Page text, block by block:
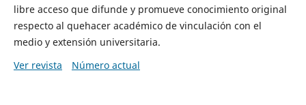
libre acceso que difunde y promueve conocimiento original
respecto al quehacer académico de vinculación con el
medio y extensión universitaria.
Ver revista
Número actual